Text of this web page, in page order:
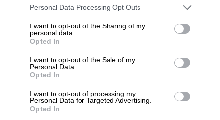
Please note that this website/app uses one or more Google
not limited to your visit or usage behaviour. You may click to
grant or deny consent to Google and its third-party tags to
use your data for below specified purposes in below Google
consent section.
Personal Data Processing Opt Outs
I want to opt-out of the Sharing of my
personal data.
Opted In
I want to opt-out of the Sale of my
Personal Data.
Opted In
I want to opt-out of processing my
Personal Data for Targeted Advertising.
Opted In
ίδιες πληροφορίες, εκτός από την
ιατροδικαστική έκθεση, που καταλήγει στο
συμπέρασμα ότι αιτία θανάτου των παιδιών
περισσότερες από 50 καταθέσεις γιατρών,
νοσηλευτών, τραυματιοφορέων και
της Ρούλας Πισπιρίγκου, που αξιολογήθηκαν
και αποτιμήθηκαν από τους δύο εισαγγελείς.